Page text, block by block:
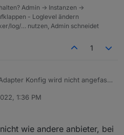
Admin -> Instanzen ->
- Loglevel ändern
log/… nutzen, Admin schneidet
1
Konfig wird nicht angefasst
zu klein, setzte wass höheres"
1:36 PM
wie andere anbieter, bei